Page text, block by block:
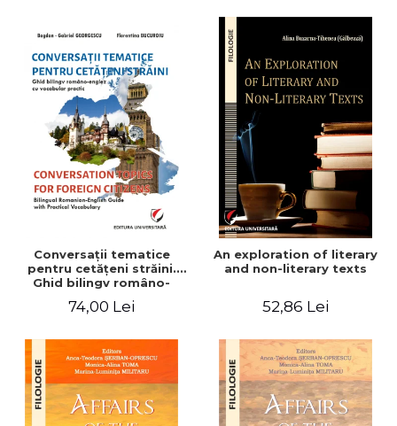
Conversaţii tematice
pentru cetăţeni străini.
Ghid bilingv româno-
practic/Conversation
Bilingual Romanian-English
guide with practical
vocabulary
74,00 Lei
An exploration of literary
and non-literary texts
52,86 Lei